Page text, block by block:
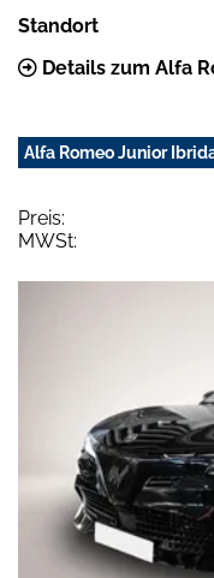
Standort
Details zum Alfa
Alfa Romeo Junior
Preis:
MWSt: